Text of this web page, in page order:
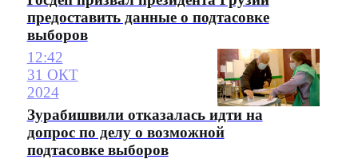
предоставить данные о подтасовке
выборов
12:42
31 ОКТ
2024
Зурабишвили отказалась идти на
допрос по делу о возможной
подтасовке выборов